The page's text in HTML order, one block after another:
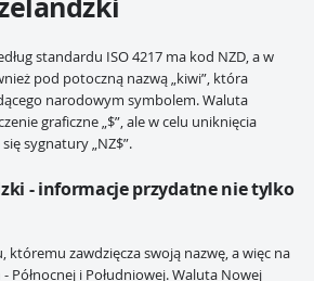
standardu ISO 4217 ma kod NZD, a w
pod potoczną nazwą „kiwi”, która
narodowym symbolem. Waluta
graficzne „$”, ale w celu uniknięcia
sygnatury „NZ$”.
- informacje przydatne nie tylko
któremu zawdzięcza swoją nazwę, a więc na
Północnej i Południowej. Waluta Nowej